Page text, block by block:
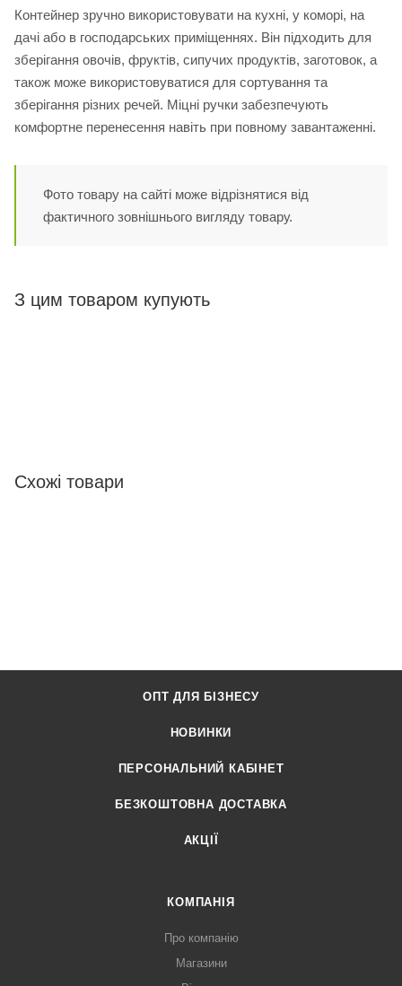
Контейнер зручно використовувати на кухні, у коморі, на
дачі або в господарських приміщеннях. Він підходить для
зберігання овочів, фруктів, сипучих продуктів, заготовок, а
також може використовуватися для сортування та
зберігання різних речей. Міцні ручки забезпечують
комфортне перенесення навіть при повному завантаженні.
Фото товару на сайті може відрізнятися від
фактичного зовнішнього вигляду товару.
З цим товаром купують
Схожі товари
ОПТ ДЛЯ БІЗНЕСУ
НОВИНКИ
ПЕРСОНАЛЬНИЙ КАБІНЕТ
БЕЗКОШТОВНА ДОСТАВКА
АКЦІЇ
КОМПАНІЯ
Про компанію
Магазини